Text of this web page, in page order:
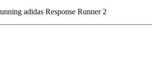
adidas Response Runner 2